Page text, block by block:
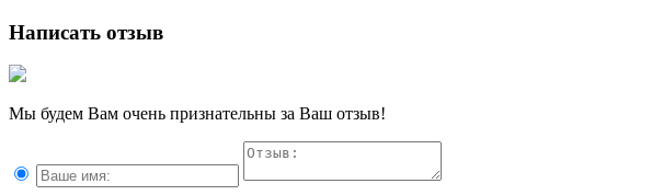
Написать отзыв
Мы будем Вам очень признательны за Ваш отзыв!